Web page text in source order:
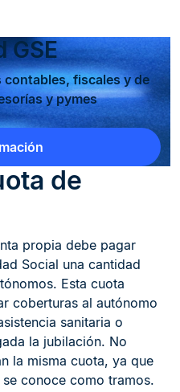
GSE
contables, fiscales y de
y pymes
de
propia debe pagar
Social una cantidad
Esta cuota
coberturas al autónomo
sanitaria o
la jubilación. No
la misma cuota, ya que
conoce como tramos.